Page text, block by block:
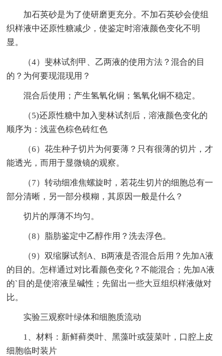
加石英砂是为了使研磨更充分。不加石英砂会使组
织样液中还原性糖减少，使鉴定时溶液颜色变化不明
显。
（4）斐林试剂甲、乙两液的使用方法？混合的目
的？为何要现混现用？
混合后使用；产生氢氧化铜；氢氧化铜不稳定。
（5)还原性糖中加入斐林试剂后，溶液颜色变化的
顺序为：浅蓝色棕色砖红色
（6）花生种子切片为何要薄？只有很薄的切片，才
能透光，而用于显微镜的观察。
（7）转动细准焦螺旋时，若花生切片的细胞总有一
部分清晰，另一部分模糊，其原因一般是什么？
切片的厚薄不均匀。
（8）脂肪鉴定中乙醇作用？洗去浮色。
（9）双缩脲试剂A、B两液是否混合后用？先加A液
的目的。怎样通过对比看颜色变化？不能混合；先加A液
的`目的是使溶液呈碱性；先留出一些大豆组织样液做对
比。
实验三观察叶绿体和细胞质流动
1、材料：新鲜藓类叶、黑藻叶或菠菜叶，口腔上皮
细胞临时装片